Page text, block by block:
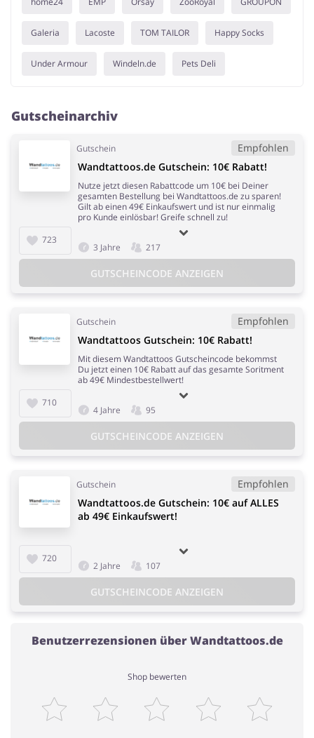
Galeria Lacoste TOM TAILOR Happy Socks
Under Armour Windeln.de Pets Deli
Gutscheinarchiv
Gutschein Empfohlen
723
Wandtattoos.de Gutschein: 10€ Rabatt!
Nutze jetzt diesen Rabattcode um 10€ bei Deiner
gesamten Bestellung bei Wandtattoos.de zu sparen!
Gilt ab einen 49€ Einkaufswert und ist nur einmalig
pro Kunde einlösbar! Greife schnell zu!
3 Jahre 217
GUTSCHEINCODE ANZEIGEN
Gutschein Empfohlen
710
Wandtattoos Gutschein: 10€ Rabatt!
Mit diesem Wandtattoos Gutscheincode bekommst
Du jetzt einen 10€ Rabatt auf das gesamte Soritment
ab 49€ Mindestbestellwert!
4 Jahre 95
GUTSCHEINCODE ANZEIGEN
Gutschein Empfohlen
720
Wandtattoos.de Gutschein: 10€ auf ALLES
ab 49€ Einkaufswert!
2 Jahre 107
GUTSCHEINCODE ANZEIGEN
Benutzerrezensionen über Wandtattoos.de
Shop bewerten